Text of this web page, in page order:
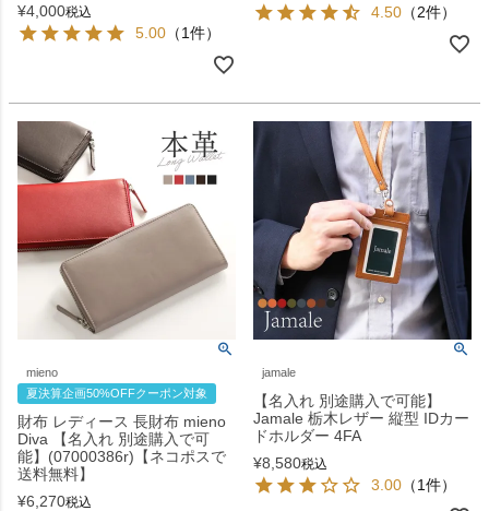
¥4,000税込
5.00 （1件）
4.50 （2件）
mieno
夏決算企画50%OFFクーポン対象
財布 レディース 長財布 mieno
Diva 【名入れ 別途購入で可
能】(07000386r)【ネコポスで
送料無料】
¥6,270税込
jamale
【名入れ 別途購入で可能】
Jamale 栃木レザー 縦型 IDカー
ドホルダー 4FA
¥8,580税込
3.00 （1件）